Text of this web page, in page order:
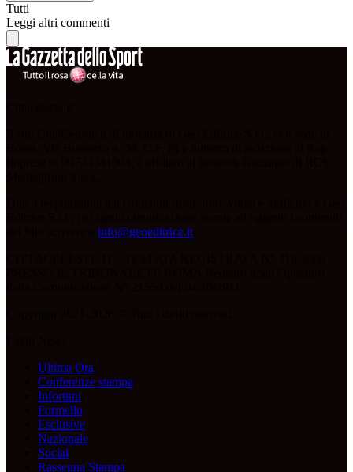
Tutti
Leggi altri commenti
info@geoeditrice.it
Ultima Ora
Conferenze stampa
Infortuni
Formello
Esclusive
Nazionale
Social
Rassegna Stampa